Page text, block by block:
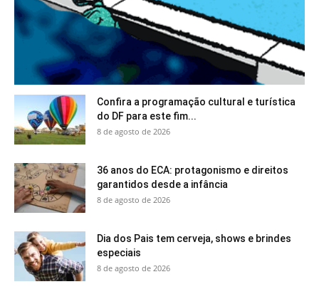
Confira a programação cultural e turística
do DF para este fim...
8 de agosto de 2026
36 anos do ECA: protagonismo e direitos
garantidos desde a infância
8 de agosto de 2026
Dia dos Pais tem cerveja, shows e brindes
especiais
8 de agosto de 2026